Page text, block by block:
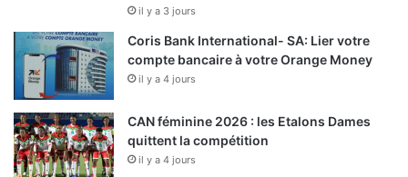
il y a 3 jours
Coris Bank International- SA: Lier votre
compte bancaire à votre Orange Money
il y a 4 jours
CAN féminine 2026 : les Etalons Dames
quittent la compétition
il y a 4 jours